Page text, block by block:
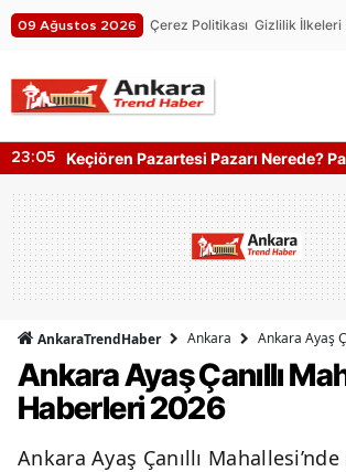
09 Ağustos 2026 Çerez Politikası Gizlilik İlkeleri
23:05
Keçiören Pazartesi Pazarı Nerede?
AnkaraTrendHaber Ankara Ankara Ayaş
Ankara Ayaş Çanıllı
Haberleri 2026
Ankara Ayaş Çanıllı